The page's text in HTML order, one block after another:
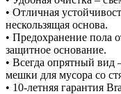
• Отличная
нескользящая основа.
• Предохранение пола
защитное основание.
• Всегда опрятный вид
мешки для мусора со
• 10-летняя гарантия